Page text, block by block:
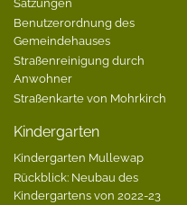
Benutzerordnung des
Gemeindehauses
Straßenreinigung durch
Anwohner
Straßenkarte von Mohrkirch
Kindergarten
Kindergarten Mullewap
Rückblick: Neubau des
Kindergartens von 2022-23